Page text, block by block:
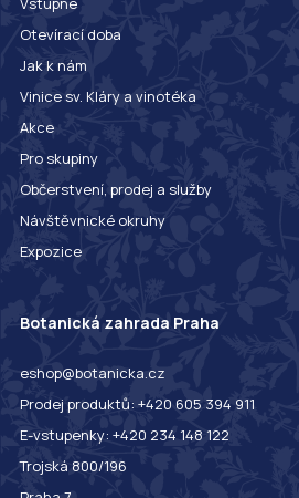
Otevírací doba
Jak k nám
Vinice sv. Kláry a vinotéka
Akce
Pro skupiny
Občerstvení, prodej a služby
Návštěvnické okruhy
Expozice
Botanická zahrada Praha
eshop@botanicka.cz
Prodej produktů: +420 605 394 911
E-vstupenky: +420 234 148 122
Trojská 800/196